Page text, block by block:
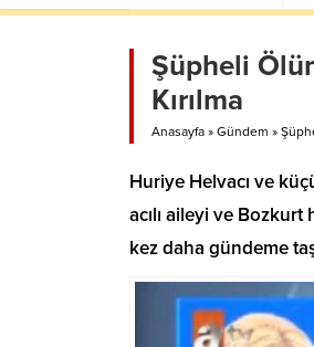
Şüpheli
Kırılma
Anasayfa » Gündem »
Huriye Helvacı ve
acılı aileyi ve
kez daha gündeme